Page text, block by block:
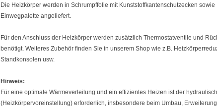
Die Heizkörper werden in Schrumpffolie mit Kunststoffkantenschutzecken
Einwegpalette angeliefert.
Für den Anschluss der Heizkörper werden zusätzlich Thermostatventile und
benötigt. Weiteres Zubehör finden Sie in unserem Shop wie z.B.
Standkonsolen usw.
Hinweis:
Für eine optimale Wärmeverteilung und ein effizientes Heizen ist der
(Heizkörpervoreinstellung) erforderlich, insbesondere beim Umbau,